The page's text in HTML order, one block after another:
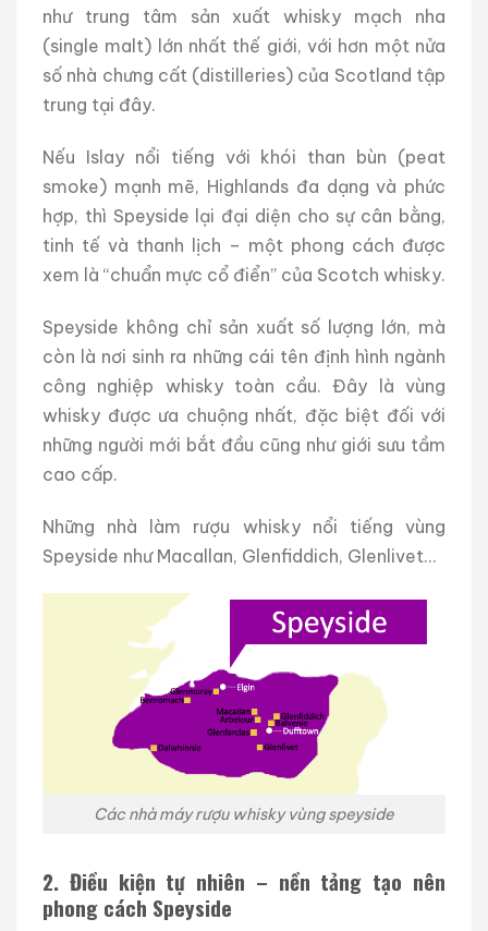
như trung tâm sản xuất whisky mạch nha
(single malt) lớn nhất thế giới, với hơn một nửa
số nhà chưng cất (distilleries) của Scotland tập
trung tại đây.
Nếu Islay nổi tiếng với khói than bùn (peat
smoke) mạnh mẽ, Highlands đa dạng và phức
hợp, thì Speyside lại đại diện cho sự cân bằng,
tinh tế và thanh lịch – một phong cách được
xem là “chuẩn mực cổ điển” của Scotch whisky.
Speyside không chỉ sản xuất số lượng lớn, mà
còn là nơi sinh ra những cái tên định hình ngành
công nghiệp whisky toàn cầu. Đây là vùng
whisky được ưa chuộng nhất, đặc biệt đối với
những người mới bắt đầu cũng như giới sưu tầm
cao cấp.
Những nhà làm rượu whisky nổi tiếng vùng
Speyside như Macallan, Glenfiddich, Glenlivet…
Các nhà máy rượu whisky vùng speyside
2. Điều kiện tự nhiên – nền tảng tạo nên
phong cách Speyside